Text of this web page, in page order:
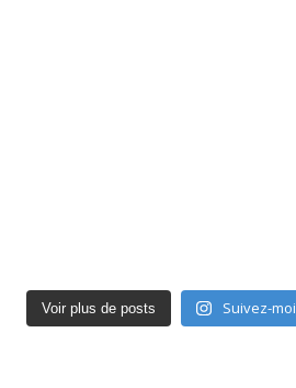
Voir plus de posts Suivez-moi